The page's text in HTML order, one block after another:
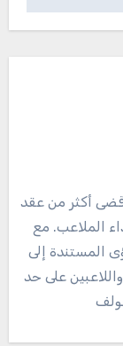
أكثر من عقد
الملاعب. مع
المستندة إلى
على حد